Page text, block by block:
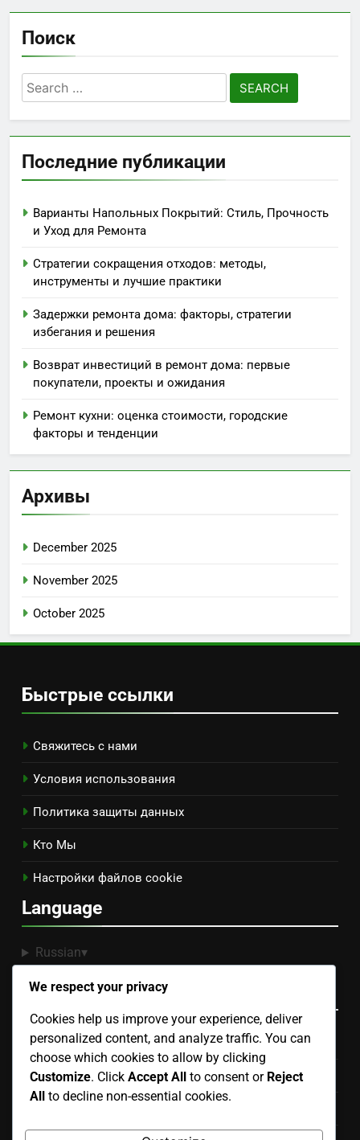
Поиск
Search
for:
Последние публикации
Варианты Напольных Покрытий: Стиль, Прочность
и Уход для Ремонта
Стратегии сокращения отходов: методы,
инструменты и лучшие практики
Задержки ремонта дома: факторы, стратегии
избегания и решения
Возврат инвестиций в ремонт дома: первые
покупатели, проекты и ожидания
Ремонт кухни: оценка стоимости, городские
факторы и тенденции
Архивы
December 2025
November 2025
October 2025
Быстрые ссылки
Свяжитесь с нами
Условия использования
Политика защиты данных
Кто Мы
Настройки файлов cookie
Language
Russian▾
Категории
Бюджетирование ремонта дома
Выбор подрядчика по ремонту дома
We respect your privacy
Cookies help us improve your experience, deliver
personalized content, and analyze traffic. You can
choose which cookies to allow by clicking
Customize. Click Accept All to consent or Reject
All to decline non-essential cookies.